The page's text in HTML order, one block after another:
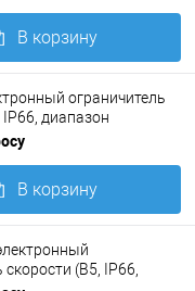
В корзину
ограничитель
IP66, диапазон
1/мин)
В корзину
(B5, IP66,